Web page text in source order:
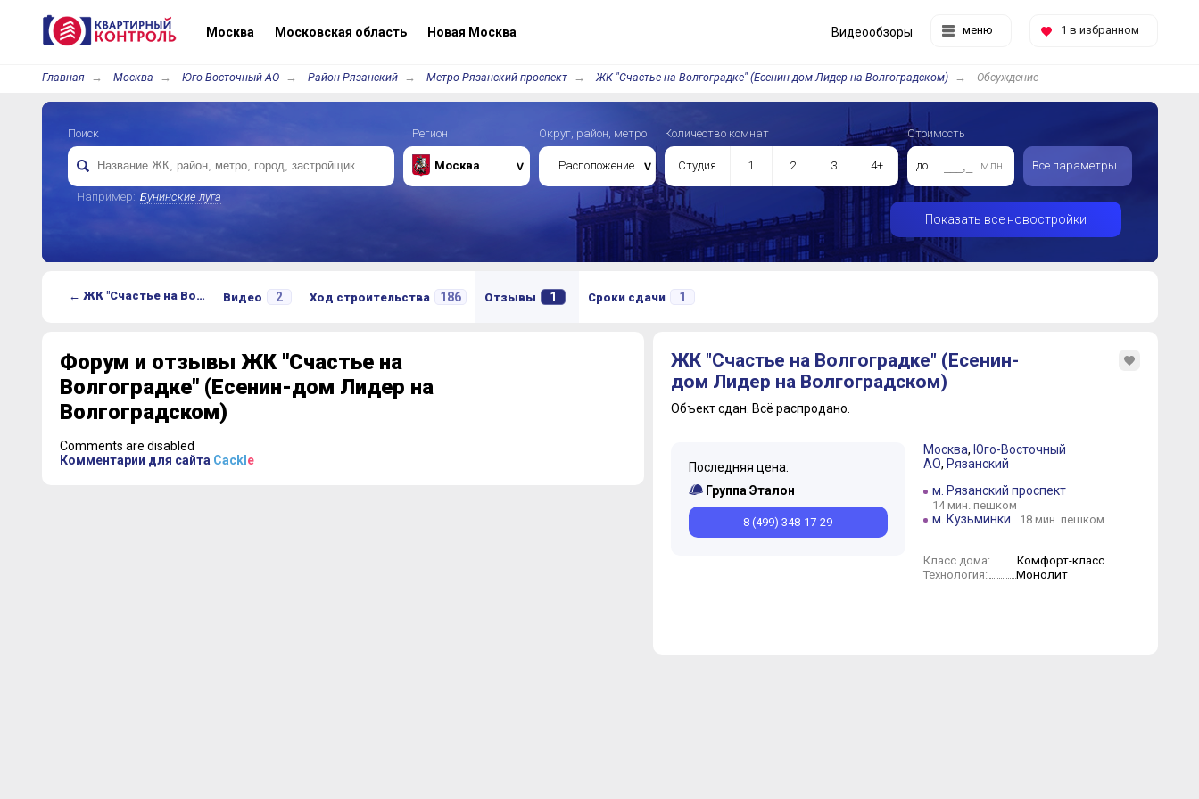
Москва Московская область Новая Москва меню 1 в избранном
Видеообзоры
Главная Москва Юго-Восточный АО Район Рязанский Метро Рязанский проспект ЖК "Счастье на Волгоградке" (Есенин-дом Лидер на Волгоградском) Обсуждение
Поиск
Например: Бунинские луга
Регион
Москва
Округ, район, метро
Расположение
Количество комнат
Студия 1 2 3 4+
Стоимость
до млн. Все параметры
Показать все новостройки
← ЖК "Счастье на Волгоградке" (Есенин-дом Лидер на Волгоградском) Видео 2 Ход строительства 186 Отзывы 1 Сроки сдачи 1
Форум и отзывы ЖК "Счастье на
Волгоградке" (Есенин-дом Лидер на
Волгоградском)
Comments are disabled
Комментарии для сайта Cackl e
ЖК "Счастье на Волгоградке" (Есенин-
дом Лидер на Волгоградском)
Объект сдан. Всё распродано.
Последняя цена:
Группа Эталон
8 (499) 348-17-29
Москва, Юго-Восточный
АО, Рязанский
м. Рязанский проспект
14 мин. пешком
м. Кузьминки 18 мин. пешком
Класс дома: Комфорт-класс
Технология: Монолит